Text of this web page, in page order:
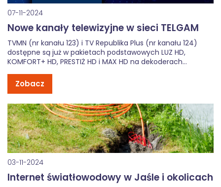
07-11-2024
Nowe kanały telewizyjne w sieci TELGAM
TVMN (nr kanału 123) i TV Republika Plus (nr kanału 124)
dostępne są już w pakietach podstawowych LUZ HD,
KOMFORT+ HD, PRESTIŻ HD i MAX HD na dekoderach
informacyjno-publicystycznych.
Zobacz
03-11-2024
Internet światłowodowy w Jaśle i okolicach